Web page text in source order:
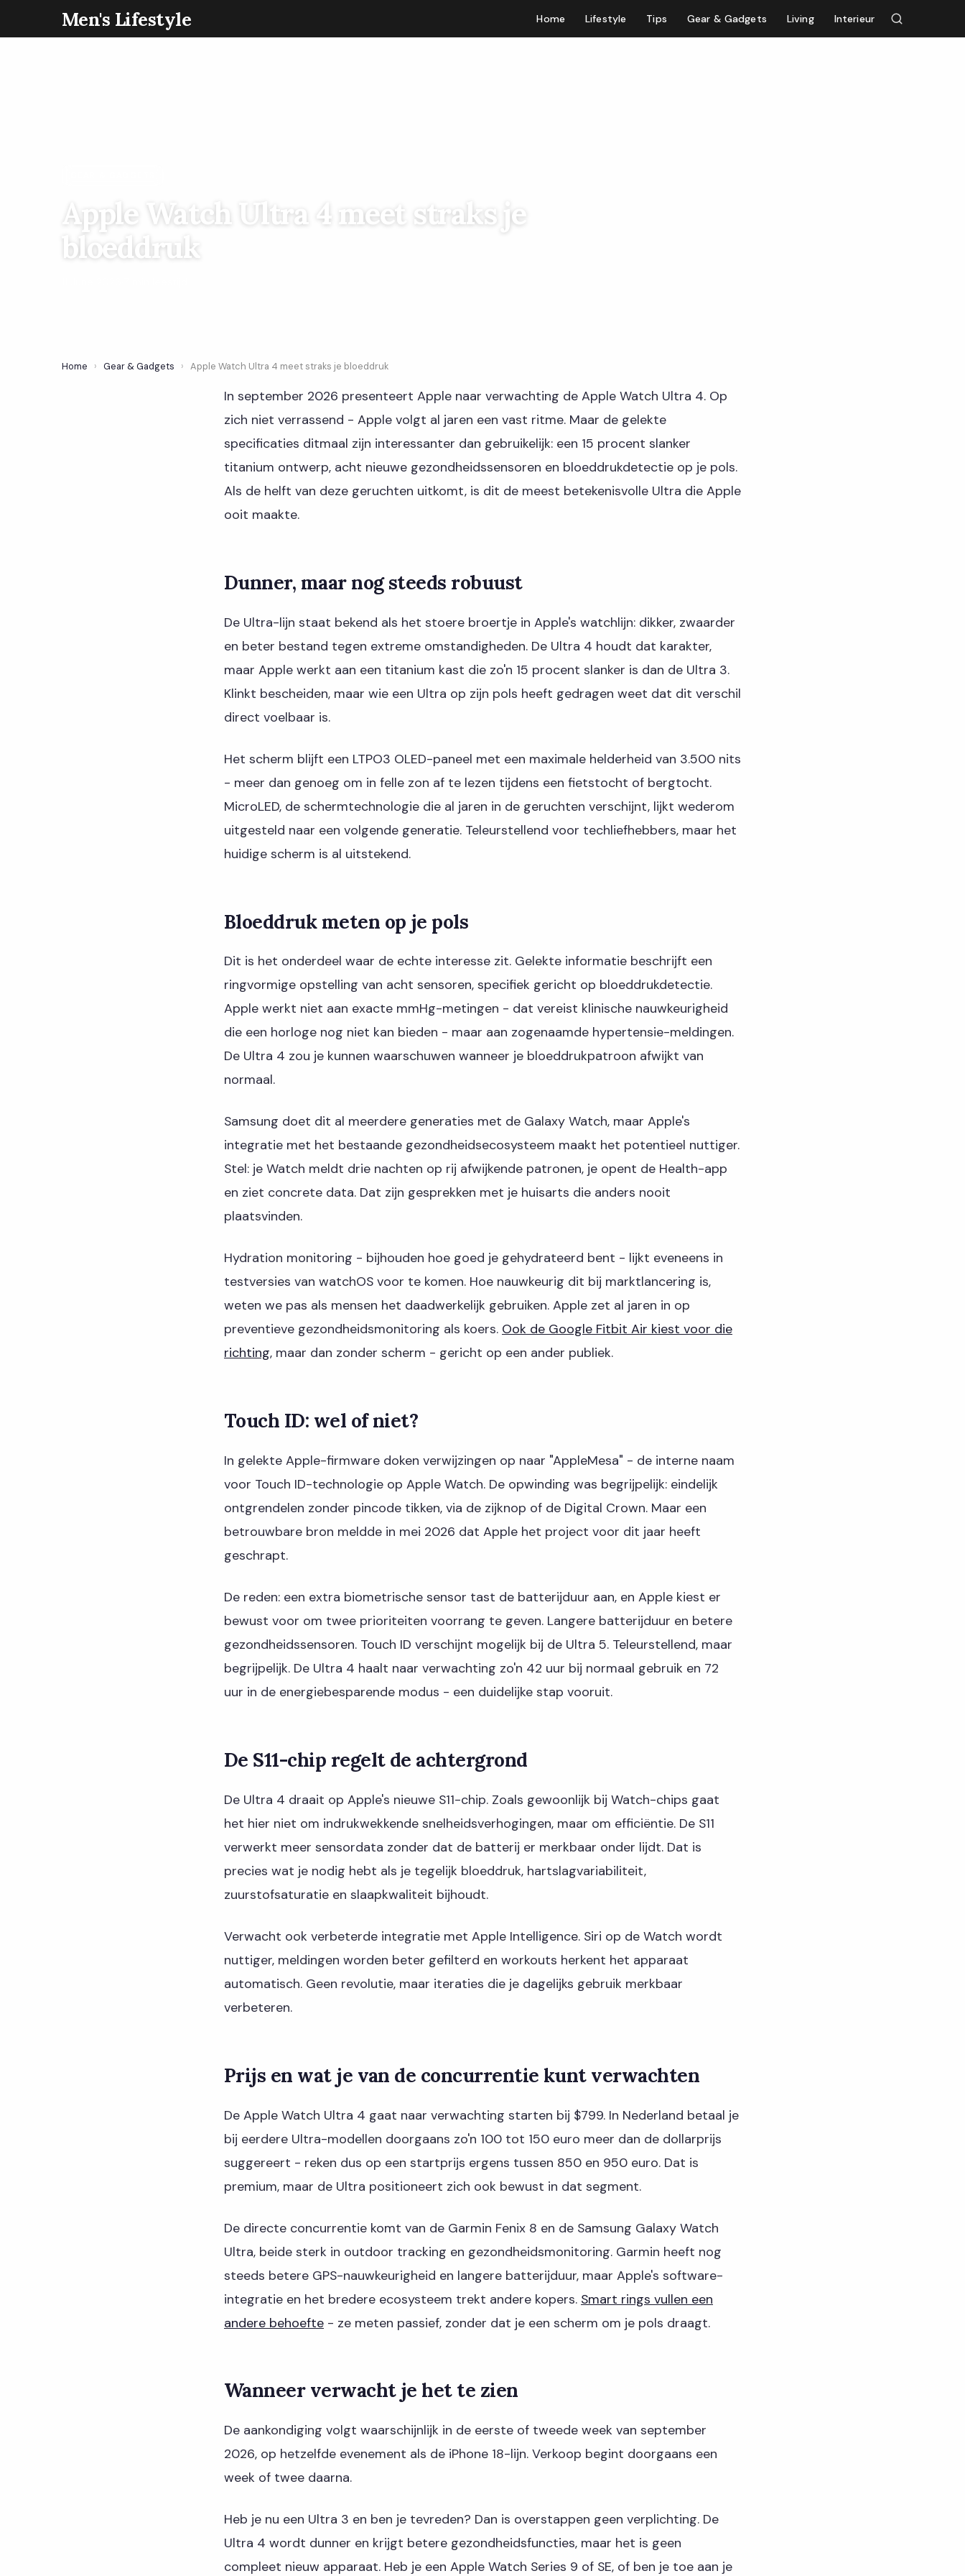
Men's Lifestyle Home Lifestyle Tips Gear & Gadgets Living Interieur
Apple Watch Ultra 4 meet straks je
bloeddruk
Home › Gear & Gadgets › Apple Watch Ultra 4 meet straks je bloeddruk
In september 2026 presenteert Apple naar verwachting de Apple Watch Ultra 4. Op
zich niet verrassend - Apple volgt al jaren een vast ritme. Maar de gelekte
specificaties ditmaal zijn interessanter dan gebruikelijk: een 15 procent slanker
titanium ontwerp, acht nieuwe gezondheidssensoren en bloeddrukdetectie op je pols.
Als de helft van deze geruchten uitkomt, is dit de meest betekenisvolle Ultra die Apple
ooit maakte.
Dunner, maar nog steeds robuust
De Ultra-lijn staat bekend als het stoere broertje in Apple's watchlijn: dikker, zwaarder
en beter bestand tegen extreme omstandigheden. De Ultra 4 houdt dat karakter,
maar Apple werkt aan een titanium kast die zo'n 15 procent slanker is dan de Ultra 3.
Klinkt bescheiden, maar wie een Ultra op zijn pols heeft gedragen weet dat dit verschil
direct voelbaar is.
Het scherm blijft een LTPO3 OLED-paneel met een maximale helderheid van 3.500 nits
- meer dan genoeg om in felle zon af te lezen tijdens een fietstocht of bergtocht.
MicroLED, de schermtechnologie die al jaren in de geruchten verschijnt, lijkt wederom
uitgesteld naar een volgende generatie. Teleurstellend voor techliefhebbers, maar het
huidige scherm is al uitstekend.
Bloeddruk meten op je pols
Dit is het onderdeel waar de echte interesse zit. Gelekte informatie beschrijft een
ringvormige opstelling van acht sensoren, specifiek gericht op bloeddrukdetectie.
Apple werkt niet aan exacte mmHg-metingen - dat vereist klinische nauwkeurigheid
die een horloge nog niet kan bieden - maar aan zogenaamde hypertensie-meldingen.
De Ultra 4 zou je kunnen waarschuwen wanneer je bloeddrukpatroon afwijkt van
normaal.
Samsung doet dit al meerdere generaties met de Galaxy Watch, maar Apple's
integratie met het bestaande gezondheidsecosysteem maakt het potentieel nuttiger.
Stel: je Watch meldt drie nachten op rij afwijkende patronen, je opent de Health-app
en ziet concrete data. Dat zijn gesprekken met je huisarts die anders nooit
plaatsvinden.
Hydration monitoring - bijhouden hoe goed je gehydrateerd bent - lijkt eveneens in
testversies van watchOS voor te komen. Hoe nauwkeurig dit bij marktlancering is,
weten we pas als mensen het daadwerkelijk gebruiken. Apple zet al jaren in op
preventieve gezondheidsmonitoring als koers. Ook de Google Fitbit Air kiest voor die
richting, maar dan zonder scherm - gericht op een ander publiek.
Touch ID: wel of niet?
In gelekte Apple-firmware doken verwijzingen op naar "AppleMesa" - de interne naam
voor Touch ID-technologie op Apple Watch. De opwinding was begrijpelijk: eindelijk
ontgrendelen zonder pincode tikken, via de zijknop of de Digital Crown. Maar een
betrouwbare bron meldde in mei 2026 dat Apple het project voor dit jaar heeft
geschrapt.
De reden: een extra biometrische sensor tast de batterijduur aan, en Apple kiest er
bewust voor om twee prioriteiten voorrang te geven. Langere batterijduur en betere
gezondheidssensoren. Touch ID verschijnt mogelijk bij de Ultra 5. Teleurstellend, maar
begrijpelijk. De Ultra 4 haalt naar verwachting zo'n 42 uur bij normaal gebruik en 72
uur in de energiebesparende modus - een duidelijke stap vooruit.
De S11-chip regelt de achtergrond
De Ultra 4 draait op Apple's nieuwe S11-chip. Zoals gewoonlijk bij Watch-chips gaat
het hier niet om indrukwekkende snelheidsverhogingen, maar om efficiëntie. De S11
verwerkt meer sensordata zonder dat de batterij er merkbaar onder lijdt. Dat is
precies wat je nodig hebt als je tegelijk bloeddruk, hartslagvariabiliteit,
zuurstofsaturatie en slaapkwaliteit bijhoudt.
Verwacht ook verbeterde integratie met Apple Intelligence. Siri op de Watch wordt
nuttiger, meldingen worden beter gefilterd en workouts herkent het apparaat
automatisch. Geen revolutie, maar iteraties die je dagelijks gebruik merkbaar
verbeteren.
Prijs en wat je van de concurrentie kunt verwachten
De Apple Watch Ultra 4 gaat naar verwachting starten bij $799. In Nederland betaal je
bij eerdere Ultra-modellen doorgaans zo'n 100 tot 150 euro meer dan de dollarprijs
suggereert - reken dus op een startprijs ergens tussen 850 en 950 euro. Dat is
premium, maar de Ultra positioneert zich ook bewust in dat segment.
De directe concurrentie komt van de Garmin Fenix 8 en de Samsung Galaxy Watch
Ultra, beide sterk in outdoor tracking en gezondheidsmonitoring. Garmin heeft nog
steeds betere GPS-nauwkeurigheid en langere batterijduur, maar Apple's software-
integratie en het bredere ecosysteem trekt andere kopers. Smart rings vullen een
andere behoefte - ze meten passief, zonder dat je een scherm om je pols draagt.
Wanneer verwacht je het te zien
De aankondiging volgt waarschijnlijk in de eerste of tweede week van september
2026, op hetzelfde evenement als de iPhone 18-lijn. Verkoop begint doorgaans een
week of twee daarna.
Heb je nu een Ultra 3 en ben je tevreden? Dan is overstappen geen verplichting. De
Ultra 4 wordt dunner en krijgt betere gezondheidsfuncties, maar het is geen
compleet nieuw apparaat. Heb je een Apple Watch Series 9 of SE, of ben je toe aan je